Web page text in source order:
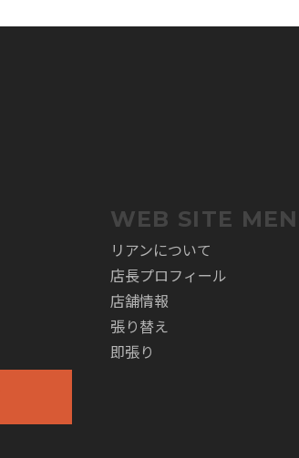
WEB SITE
リアンについて
店長プロフィール
店舗情報
張り替え
即張り